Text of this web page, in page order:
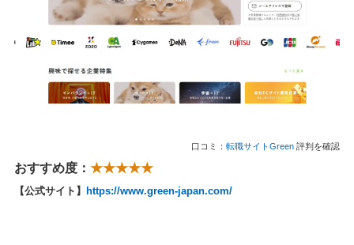
口コミ： 転職サイトGreen 評判を確認
おすすめ度： ★★★★★
【公式サイト】 https://www.green-japan.com/